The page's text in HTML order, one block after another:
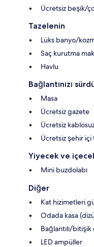
Ücretsiz beşik/
Tazelenin
Lüks banyo/
Saç kurutma
Havlu
Bağlantınızı
Masa
Ücretsiz gazete
Ücretsiz
Ücretsiz şehir
Yiyecek ve
Mini buzdolabı
Diğer
Kat hizimetleri
Odada kasa
Bağlantılı/
LED ampüller